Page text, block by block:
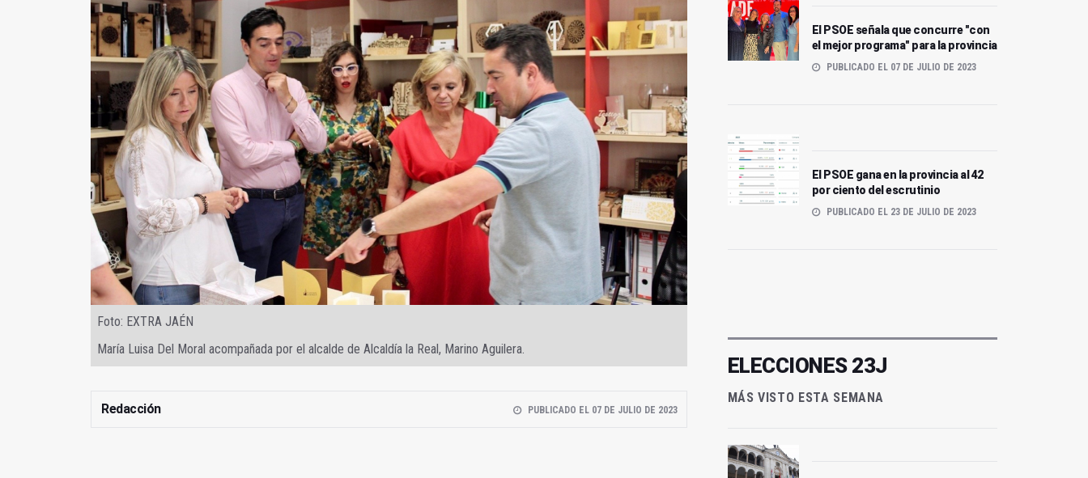
Foto: EXTRA JAÉN
María Luisa Del Moral acompañada por el alcalde de Alcaldía la Real, Marino Aguilera.
Redacción PUBLICADO EL 07 DE JULIO DE 2023
El PSOE señala que concurre "con
el mejor programa" para la provincia
PUBLICADO EL 07 DE JULIO DE 2023
El PSOE gana en la provincia al 42
por ciento del escrutinio
PUBLICADO EL 23 DE JULIO DE 2023
ELECCIONES 23J
MÁS VISTO ESTA SEMANA